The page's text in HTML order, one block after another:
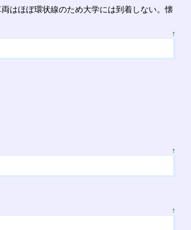
はほぼ環状線のため大学には到着しない。懐
↑
↑
↑